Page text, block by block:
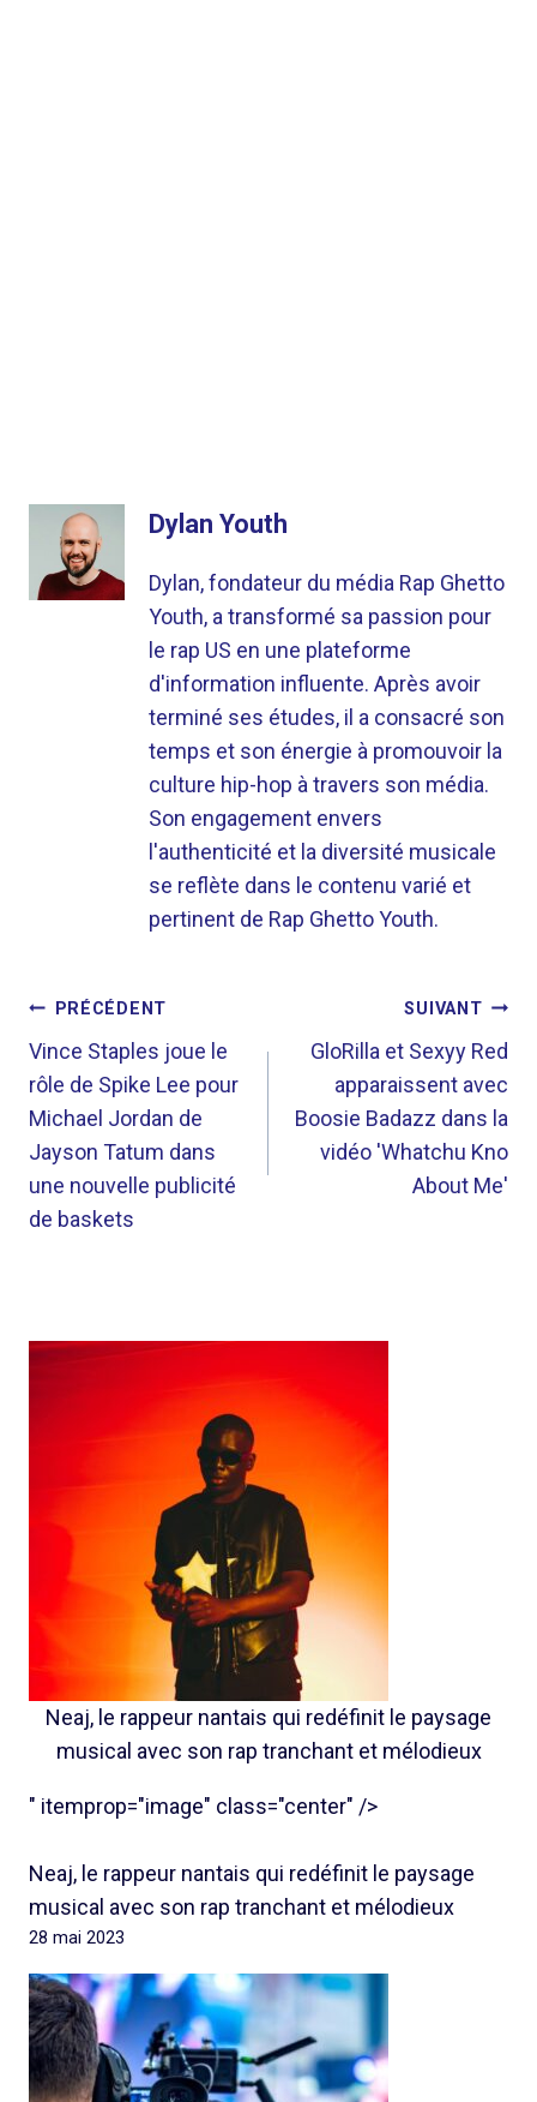
Dylan Youth
Dylan, fondateur du média Rap Ghetto
Youth, a transformé sa passion pour
le rap US en une plateforme
d'information influente. Après avoir
terminé ses études, il a consacré son
temps et son énergie à promouvoir la
culture hip-hop à travers son média.
Son engagement envers
l'authenticité et la diversité musicale
se reflète dans le contenu varié et
pertinent de Rap Ghetto Youth.
NAVIGATION
DE
L’ARTICLE
PRÉCÉDENT
Vince Staples joue le
rôle de Spike Lee pour
Michael Jordan de
Jayson Tatum dans
une nouvelle publicité
de baskets
SUIVANT
GloRilla et Sexyy Red
apparaissent avec
Boosie Badazz dans la
vidéo 'Whatchu Kno
About Me'
Neaj, le rappeur nantais qui redéfinit le paysage
musical avec son rap tranchant et mélodieux
" itemprop="image" class="center" />
Neaj, le rappeur nantais qui redéfinit le paysage
musical avec son rap tranchant et mélodieux
28 mai 2023